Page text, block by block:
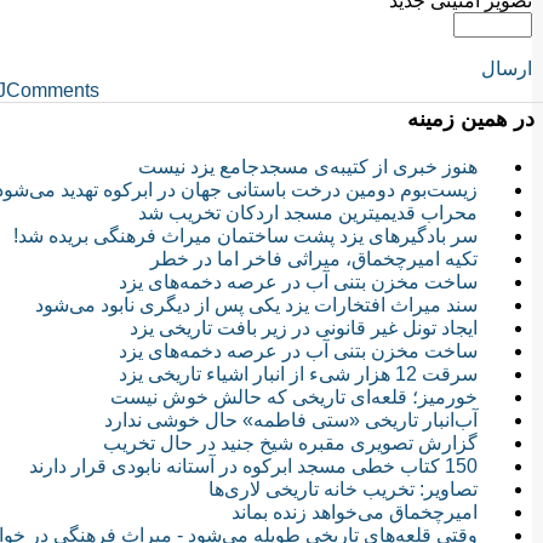
ارسال
در همین زمینه
هنوز خبری از كتیبه‌ی مسجدجامع یزد نیست
زیست‌بوم دومین درخت باستانی جهان در ابرکوه تهدید
محراب قدیمیترین مسجد اردکان تخریب شد
سر بادگیرهای یزد پشت ساختمان میراث فرهنگی بریده شد!
تکیه امیرچخماق، میراثی فاخر اما در خطر
ساخت مخزن بتنی آب در عرصه دخمه‌های یزد
سند میراث افتخارات یزد یکی پس از دیگری نابود می‌شود
ایجاد تونل غیر قانونی در زیر بافت تاریخی یزد
ساخت مخزن بتنی آب در عرصه دخمه‌های یزد
سرقت 12 هزار شیء از انبار اشیاء تاریخی یزد
خورمیز؛ قلعه‌ای تاریخی که حالش خوش نیست
آب‌انبار تاریخی «ستی فاطمه» حال خوشی ندارد
گزارش تصویری مقبره شیخ جنید در حال تخریب
150 کتاب خطی مسجد ابرکوه در آستانه نابودی قرار دارند
تصاویر: تخریب خانه تاریخی لاری‌ها
امیرچخماق می‌خواهد زنده بماند
وقتی قلعه‌های تاریخی طویله می‌شود - میراث فرهنگی در